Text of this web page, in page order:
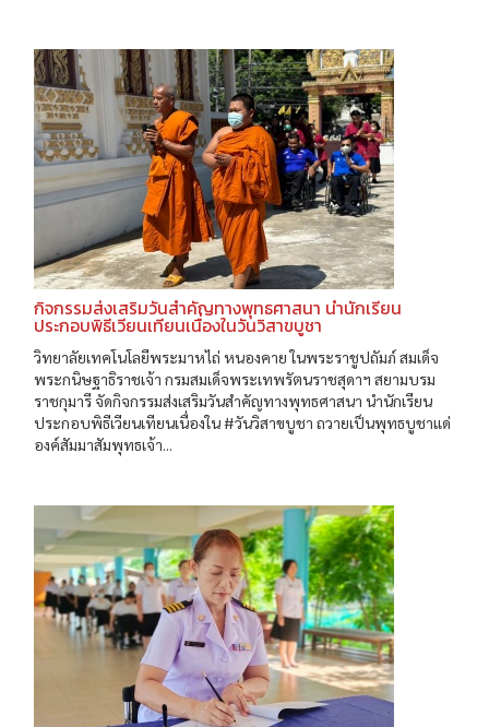
กิจกรรมส่งเสริมวันสำคัญทางพุทธศาสนา นำนักเรียน
ประกอบพิธีเวียนเทียนเนื่องในวันวิสาขบูชา
วิทยาลัยเทคโนโลยีพระมาหไถ่ หนองคาย ในพระราชูปถัมภ์ สมเด็จ
พระกนิษฐาธิราชเจ้า กรมสมเด็จพระเทพรัตนราชสุดาฯ สยามบรม
ราชกุมารี จัดกิจกรรมส่งเสริมวันสำคัญทางพุทธศาสนา นำนักเรียน
ประกอบพิธีเวียนเทียนเนื่องใน #วันวิสาขบูชา ถวายเป็นพุทธบูชาแด่
องค์สัมมาสัมพุทธเจ้า...